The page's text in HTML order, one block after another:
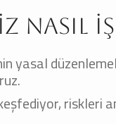
Nasıl
yasal
riskleri